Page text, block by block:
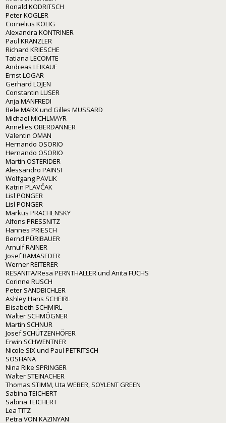
Ronald KODRITSCH
Peter KOGLER
Cornelius KOLIG
Alexandra KONTRINER
Paul KRANZLER
Richard KRIESCHE
Tatiana LECOMTE
Andreas LEIKAUF
Ernst LOGAR
Gerhard LOJEN
Constantin LUSER
Anja MANFREDI
Bele MARX und Gilles MUSSARD
Michael MICHLMAYR
Annelies OBERDANNER
Valentin OMAN
Hernando OSORIO
Hernando OSORIO
Martin OSTERIDER
Alessandro PAINSI
Wolfgang PAVLIK
Katrin PLAVČAK
Lisl PONGER
Lisl PONGER
Markus PRACHENSKY
Alfons PRESSNITZ
Hannes PRIESCH
Bernd PÜRIBAUER
Arnulf RAINER
Josef RAMASEDER
Werner REITERER
RESANITA/Resa PERNTHALLER und Anita FUCHS
Corinne RUSCH
Peter SANDBICHLER
Ashley Hans SCHEIRL
Elisabeth SCHMIRL
Walter SCHMÖGNER
Martin SCHNUR
Josef SCHÜTZENHÖFER
Erwin SCHWENTNER
Nicole SIX und Paul PETRITSCH
SOSHANA
Nina Rike SPRINGER
Walter STEINACHER
Thomas STIMM, Uta WEBER, SOYLENT GREEN
Sabina TEICHERT
Sabina TEICHERT
Lea TITZ
Petra VON KAZINYAN